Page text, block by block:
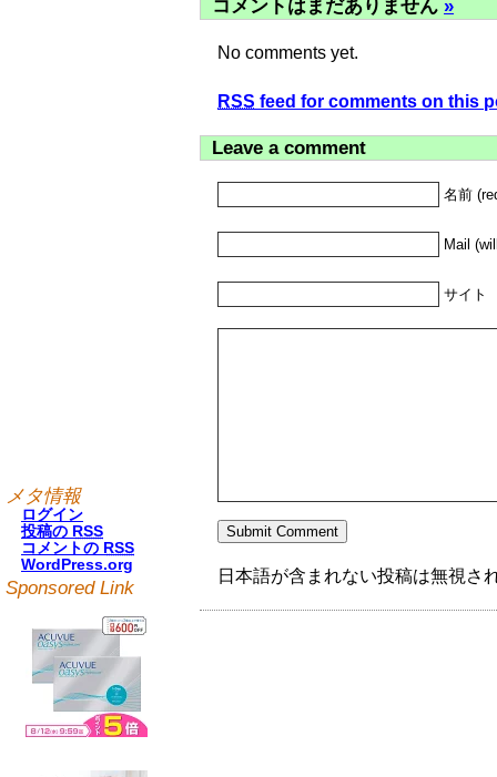
コメントはまだありません »
No comments yet.
RSS feed for comments on this
Leave a comment
名前
Mail
サイト
日本語が含まれない投稿は無視さ
メタ情報
ログイン
投稿の RSS
コメントの RSS
WordPress.org
Sponsored Link